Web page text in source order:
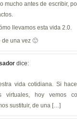
mucho antes de escribir,
llevamos esta vida 2.0.
de una vez 🙂
dice:
vida cotidiana. Si
virtuales, hoy vemos
sustituir, de una […]